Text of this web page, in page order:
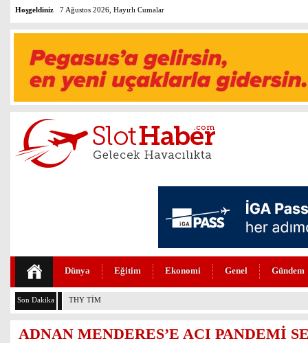
Hoşgeldiniz 7 Ağustos 2026, Hayırlı Cumalar
Dünya Eğitim Ekonomi Genel Gündem
Son Dakika THY TİM İŞBİRLİĞİNİ YENİLEDİ
ADNAN MENDERES’E ACI PANDEMİ